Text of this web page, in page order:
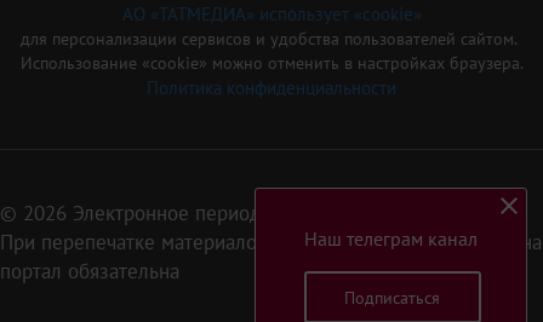
АО «ТАТМЕДИА» использует «cookie»
для персонализации сервисов и удобства пользователей сайтом.
Использование «cookie» можно отменить в настройках браузера.
Политика конфиденциальности
© 2026 Электронное периодическое издание «Татарстан»
При перепечатке материалов или их фрагментов ссылка на
портал обязательна
Наш телеграм канал
Подписаться